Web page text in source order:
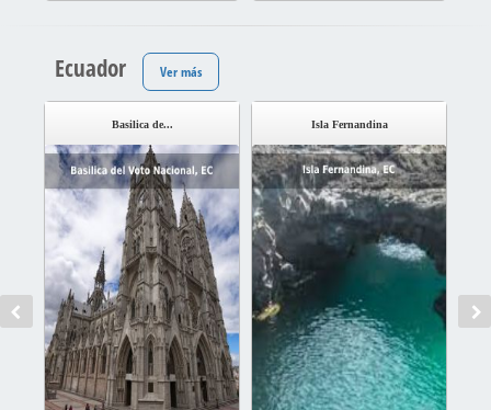
Ecuador Ver más
Basilica de... Isla Fernandina